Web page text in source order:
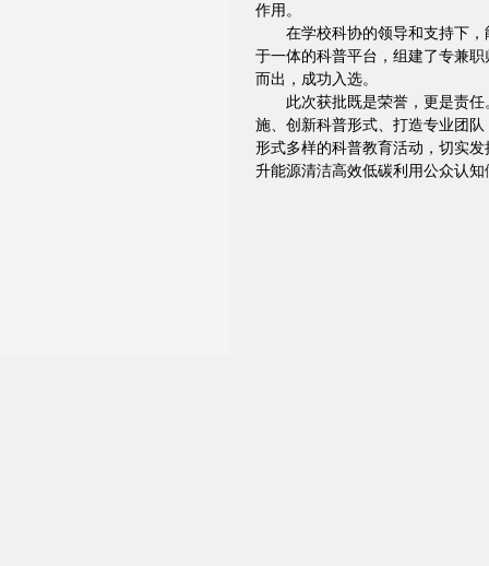
作用。
在学校科协的领导和支持下
于一体的科普平台，组建了专兼
而出，成功入选。
此次获批既是荣誉，更是责
施、创新科普形式、打造专业团
形式多样的科普教育活动，切实
升能源清洁高效低碳利用公众认